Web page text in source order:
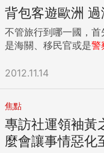
背包客遊歐洲 過
不管旅行到哪一國，
是海關、移民官或是警
2012.11.14
焦點
專訪社運領袖黃
麼會讓事情惡化